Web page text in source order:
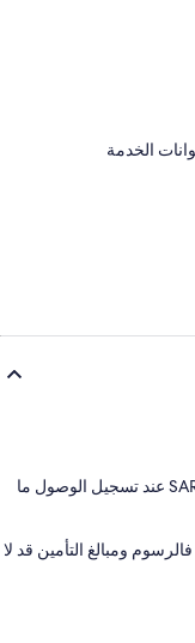
الخدمة
رسوم تسجيل الوصول المتأخر: 100 SAR عند تسجيل الوصول ما
ومبالغ التأمين قد لا